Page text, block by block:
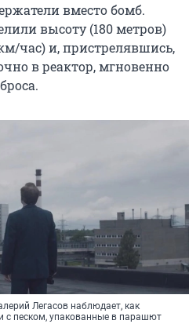
вместо бомб.
высоту (180 метров)
час) и, пристрелявшись,
в реактор, мгновенно
Легасов наблюдает, как
с песком, упакованные в парашют